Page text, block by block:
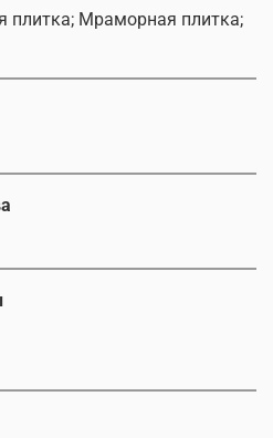
плитка; Мраморная плитка;